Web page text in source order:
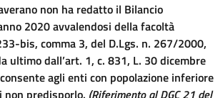
non ha redatto il Bilancio
2020 avvalendosi della facoltà
bis, comma 3, del D.Lgs. n. 267/2000,
ultimo dall’art. 1, c. 831, L. 30 dicembre
agli enti con popolazione inferiore
predisporlo. (Riferimento al DGC 21 del